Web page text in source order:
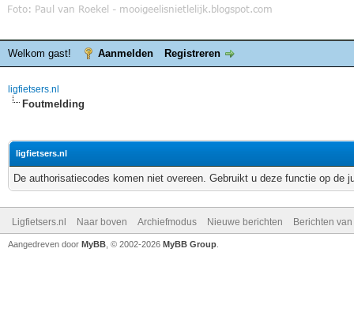
Welkom gast! Aanmelden Registreren
ligfietsers.nl
Foutmelding
ligfietsers.nl
De authorisatiecodes komen niet overeen. Gebruikt u deze functie op de
Ligfietsers.nl Naar boven Archiefmodus Nieuwe berichten Berichten
Aangedreven door MyBB , © 2002-2026 MyBB Group